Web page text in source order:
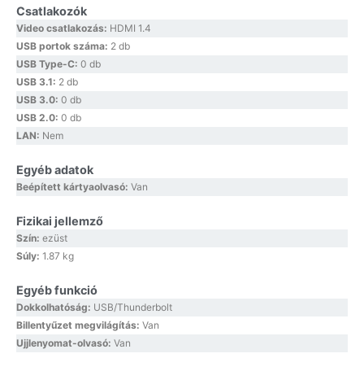
Csatlakozók
Video csatlakozás: HDMI 1.4
USB portok száma: 2 db
USB Type-C: 0 db
USB 3.1: 2 db
USB 3.0: 0 db
USB 2.0: 0 db
LAN: Nem
Egyéb adatok
Beépített kártyaolvasó: Van
Fizikai jellemző
Szín: ezüst
Súly: 1.87 kg
Egyéb funkció
Dokkolhatóság: USB/Thunderbolt
Billentyűzet megvilágítás: Van
Ujjlenyomat-olvasó: Van